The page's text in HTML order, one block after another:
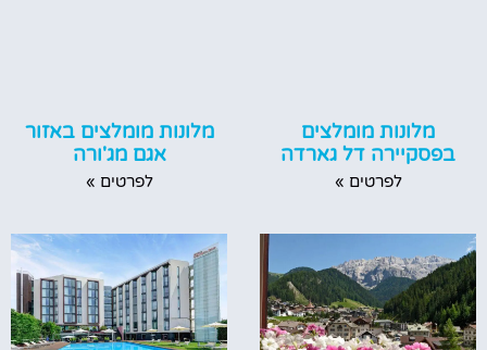
מלונות מומלצים
בפסקיירה דל גארדה
לפרטים »
מלונות מומלצים באזור
אגם מג'ורה
לפרטים »